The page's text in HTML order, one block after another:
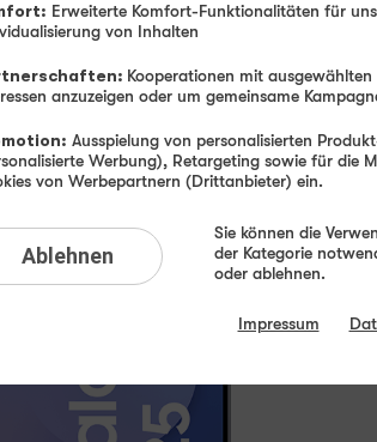
Produktdatenblatt
Erweiterte Komfort-Funktionalitäten für
von Inhalten
Kooperationen mit
anzuzeigen oder um gemeinsame
Ausspielung von personalisierten
Werbung), Retargeting sowie für die
von Werbepartnern (Drittanbieter) ein.
Ablehnen
Sie können die
der Kategorie
oder ablehnen.
Impressum